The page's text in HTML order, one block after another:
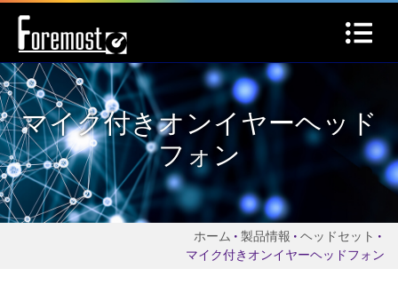
マイク付きオンイヤーヘッド
フォン
ホーム 製品情報
ヘッドセット
マイク付きオンイヤーヘッドフォン